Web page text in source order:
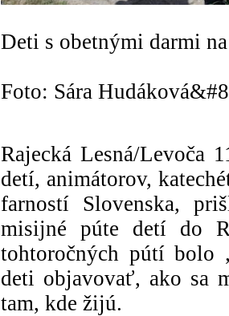
Deti s obetnými darmi
Foto: Sára
Rajecká Lesná/Levoča
detí, animátorov,
farností Slovenska,
misijné púte detí do
tohtoročných pútí bolo
deti objavovať, ako sa
tam, kde žijú.